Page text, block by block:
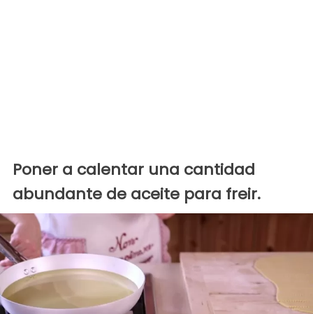
Poner a calentar una cantidad
abundante de aceite para freir.